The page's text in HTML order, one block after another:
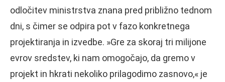
odločitev ministrstva znana pred približno tednom
dni, s čimer se odpira pot v fazo konkretnega
projektiranja in izvedbe. »Gre za skoraj tri milijone
evrov sredstev, ki nam omogočajo, da gremo v
projekt in hkrati nekoliko prilagodimo zasnovo,« je